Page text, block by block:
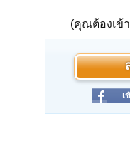
(คุณต้องเข้
เ